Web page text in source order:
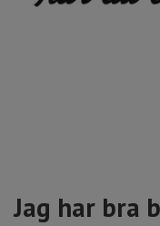
Jag har bra